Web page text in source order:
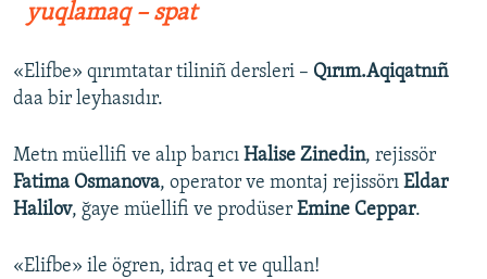
yuqlamaq – spat
«Elifbe» qırımtatar tiliniñ dersleri – Qırım.Aqiqatnıñ
daa bir leyhasıdır.
Metn müellifi ve alıp barıcı Halise Zinedin, rejissör
Fatima Osmanova, operator ve montaj rejissörı Eldar
Halilov, ğaye müellifi ve prodüser Emine Ceppar.
«Elifbe» ile ögren, idraq et ve qullan!